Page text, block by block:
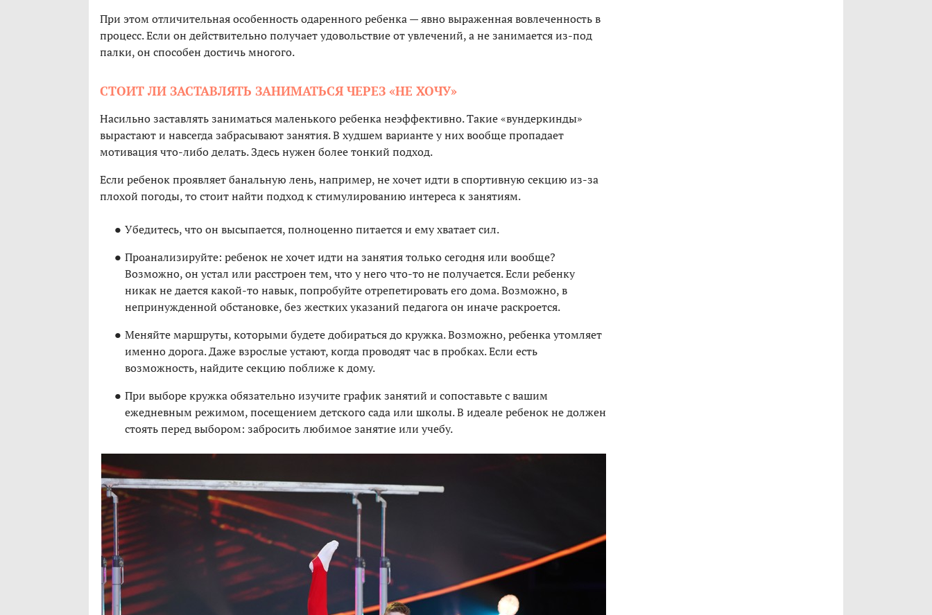
При этом отличительная особенность одаренного ребенка — явно выраженная вовлеченность в
процесс. Если он действительно получает удовольствие от увлечений, а не занимается из-под
палки, он способен достичь многого.
СТОИТ ЛИ ЗАСТАВЛЯТЬ ЗАНИМАТЬСЯ ЧЕРЕЗ «НЕ ХОЧУ»
Насильно заставлять заниматься маленького ребенка неэффективно. Такие «вундеркинды»
вырастают и навсегда забрасывают занятия. В худшем варианте у них вообще пропадает
мотивация что-либо делать. Здесь нужен более тонкий подход.
Если ребенок проявляет банальную лень, например, не хочет идти в спортивную секцию из-за
плохой погоды, то стоит найти подход к стимулированию интереса к занятиям.
Убедитесь, что он высыпается, полноценно питается и ему хватает сил.
Проанализируйте: ребенок не хочет идти на занятия только сегодня или вообще?
Возможно, он устал или расстроен тем, что у него что-то не получается. Если ребенку
никак не дается какой-то навык, попробуйте отрепетировать его дома. Возможно, в
непринужденной обстановке, без жестких указаний педагога он иначе раскроется.
Меняйте маршруты, которыми будете добираться до кружка. Возможно, ребенка утомляет
именно дорога. Даже взрослые устают, когда проводят час в пробках. Если есть
возможность, найдите секцию поближе к дому.
При выборе кружка обязательно изучите график занятий и сопоставьте с вашим
ежедневным режимом, посещением детского сада или школы. В идеале ребенок не должен
стоять перед выбором: забросить любимое занятие или учебу.